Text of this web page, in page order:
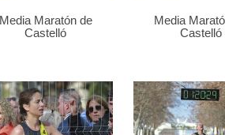
Media Maratón de
Castelló
Media
Castelló